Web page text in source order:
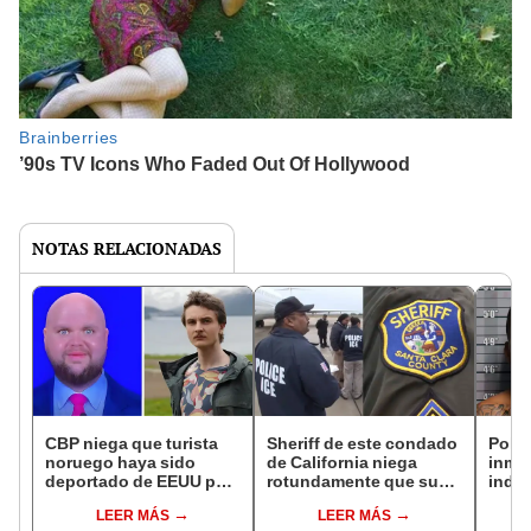
NOTAS RELACIONADAS
CBP niega que turista
noruego haya sido
deportado de EEUU por
Vance en su celular:
LEER MÁS
Sheriff de este condado
de California niega
rotundamente que su
detener inmigrantes
LEER MÁS